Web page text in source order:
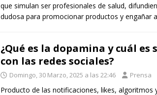
que simulan ser profesionales de salud,
dudosa para promocionar productos y engañar
¿Qué es la dopamina y cuál es
con las redes sociales?
Domingo, 30 Marzo, 2025 a las 22:46 Prensa
Producto de las notificaciones, likes, algoritmos